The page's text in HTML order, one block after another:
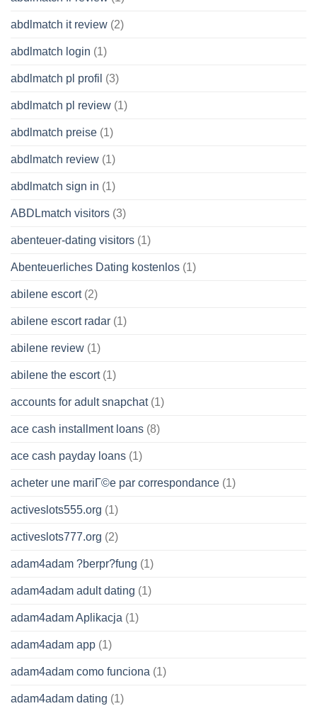
abdlmatch it review (2)
abdlmatch login (1)
abdlmatch pl profil (3)
abdlmatch pl review (1)
abdlmatch preise (1)
abdlmatch review (1)
abdlmatch sign in (1)
ABDLmatch visitors (3)
abenteuer-dating visitors (1)
Abenteuerliches Dating kostenlos (1)
abilene escort(2)
abilene escort radar (1)
abilene review (1)
abilene the escort(1)
accounts for adult snapchat(1)
ace cash installment loans (8)
ace cash payday loans (1)
acheter une mariГ©e par correspondance (1)
activeslots555.org (1)
activeslots777.org (2)
adam4adam ?berpr?fung (1)
adam4adam adult dating (1)
adam4adam Aplikacja (1)
adam4adam app (1)
adam4adam como funciona (1)
adam4adam dating (1)